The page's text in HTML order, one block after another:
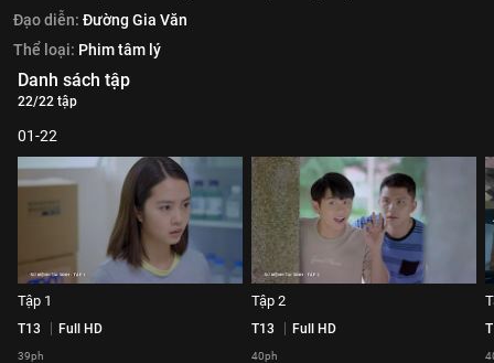
Đạo diễn: Đường Gia Văn
Thể loại: Phim tâm lý
Danh sách tập
22/22 tập
01-22
Tập 1
T13 Full HD
39ph
Tập 2
T13 Full HD
40ph